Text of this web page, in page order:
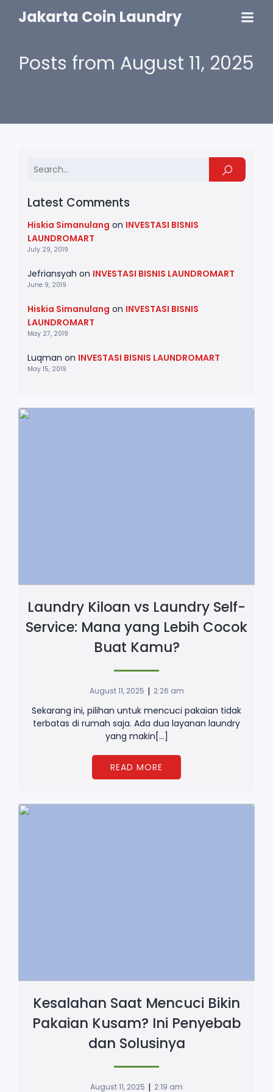
Jakarta Coin Laundry
Posts from August 11, 2025
Latest Comments
Hiskia Simanulang on INVESTASI BISNIS
LAUNDROMART
July 29, 2019
Jefriansyah on INVESTASI BISNIS LAUNDROMART
June 9, 2019
Hiskia Simanulang on INVESTASI BISNIS
LAUNDROMART
May 27, 2019
Luqman on INVESTASI BISNIS LAUNDROMART
May 15, 2019
Laundry Kiloan vs Laundry Self-
Service: Mana yang Lebih Cocok
Buat Kamu?
August 11, 2025 | 2:26 am
Sekarang ini, pilihan untuk mencuci pakaian tidak
terbatas di rumah saja. Ada dua layanan laundry
yang makin[…]
READ MORE
Kesalahan Saat Mencuci Bikin
Pakaian Kusam? Ini Penyebab
dan Solusinya
August 11, 2025 | 2:19 am